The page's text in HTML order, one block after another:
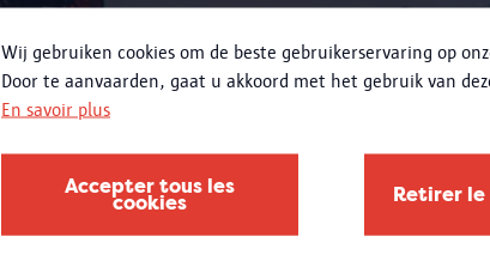
Wij gebruiken cookies om de beste gebruikerservaring op
Door te aanvaarden, gaat u akkoord met het gebruik van
En savoir plus
Accepter tous les
cookies Retirer